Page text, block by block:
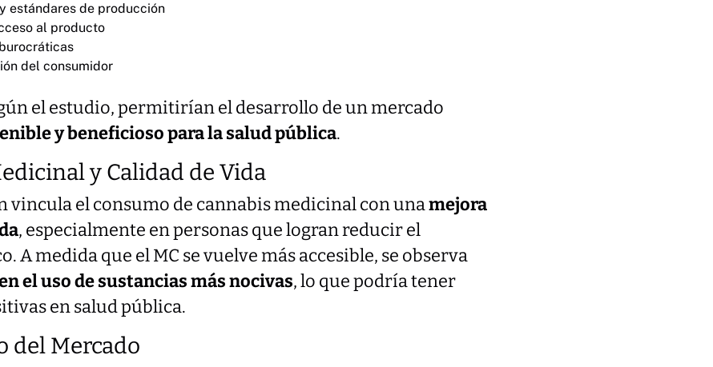
estándares de producción
al producto
del consumidor
el estudio, permitirían el desarrollo de un mercado
y beneficioso para la salud pública.
y Calidad de Vida
vincula el consumo de cannabis medicinal con unamejora
, especialmente en personas que logran reducir el
A medida que el MC se vuelve más accesible, se observa
el uso de sustancias más nocivas, lo que podría tener
en salud pública.
del Mercado